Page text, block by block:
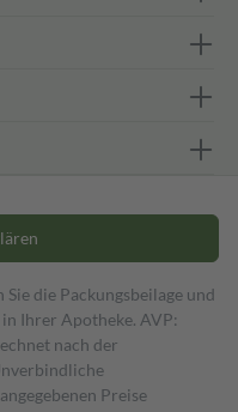
die Packungsbeilage und
Ihrer Apotheke. AVP:
nach der
Preise